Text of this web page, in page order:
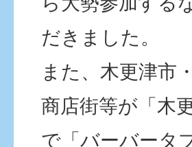
だきました。
また、木更津市
商店街等が「木
で「バーバータ